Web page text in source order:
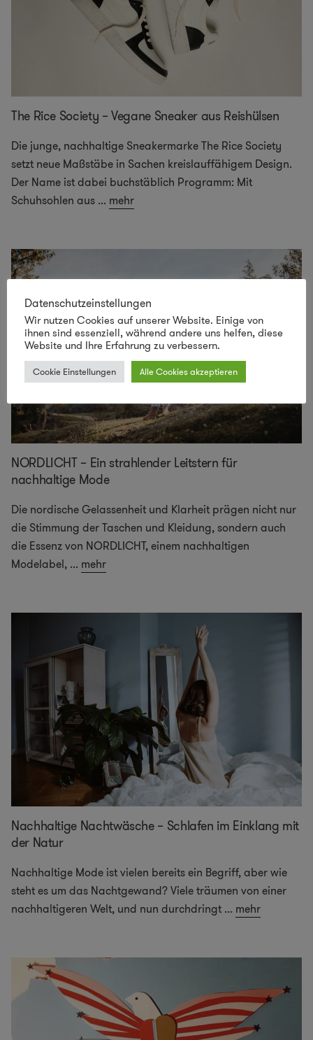
The Rice Society – Vegane Sneaker aus Reishülsen
Die junge, nachhaltige Sneakermarke The Rice Society
setzt neue Maßstäbe in Sachen kreislauffähigem Design.
Der Name ist dabei buchstäblich Programm: Mit
Schuhsohlen aus ... mehr
NORDLICHT – Ein strahlender Leitstern für
nachhaltige Mode
Die nordische Gelassenheit und Klarheit prägen nicht nur
die Stimmung der Taschen und Kleidung, sondern auch
die Essenz von NORDLICHT, einem nachhaltigen
Modelabel, ... mehr
Nachhaltige Nachtwäsche – Schlafen im Einklang mit
der Natur
Nachhaltige Mode ist vielen bereits ein Begriff, aber wie
steht es um das Nachtgewand? Viele träumen von einer
nachhaltigeren Welt, und nun durchdringt ... mehr
Datenschutzeinstellungen
Wir nutzen Cookies auf unserer Website. Einige von
ihnen sind essenziell, während andere uns helfen, diese
Website und Ihre Erfahrung zu verbessern.
Cookie Einstellungen Alle Cookies akzeptieren